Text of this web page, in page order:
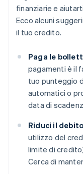
finanziarie e
Ecco alcuni
il tuo credito.
Paga le
pagamenti è il
tuo punteggio
automatici o
data di
Riduci il
utilizzo del
limite di
Cerca di